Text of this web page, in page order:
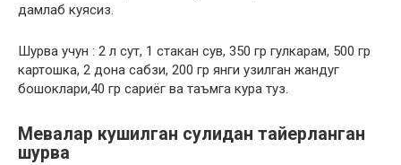
дамлаб куясиз.
Шурва учун : 2 л сут, 1 стакан сув, 350 гр гулкарам, 500 гр
картошка, 2 дона сабзи, 200 гр янги узилган жандуг
бошоклари,40 гр сариёг ва таъмга кура туз.
Мевалар кушилган сулидан тайерланган
шурва